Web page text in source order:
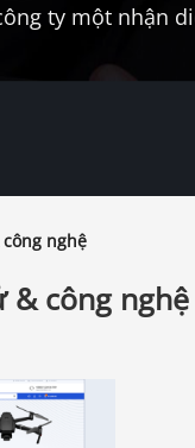
ty một nhận
nghệ
& công nghệ